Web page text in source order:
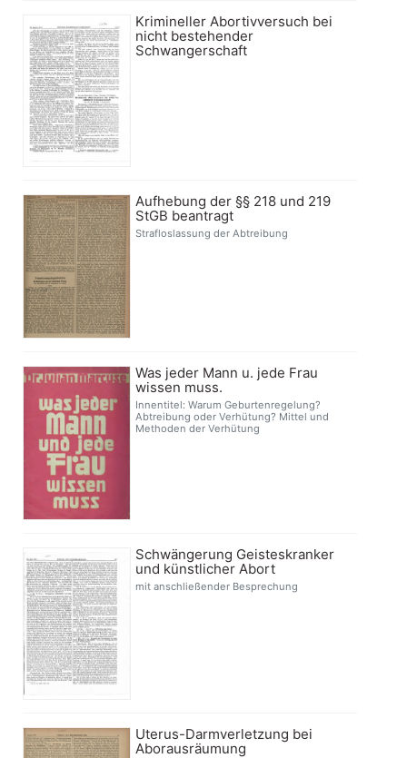
Krimineller Abortivversuch bei
nicht bestehender
Schwangerschaft
Aufhebung der §§ 218 und 219
StGB beantragt
Strafloslassung der Abtreibung
Was jeder Mann u. jede Frau
wissen muss.
Innentitel: Warum Geburtenregelung?
Abtreibung oder Verhütung? Mittel und
Methoden der Verhütung
Schwängerung Geisteskranker
und künstlicher Abort
mit anschließender Besprechung
Uterus-Darmverletzung bei
Aborausräumung